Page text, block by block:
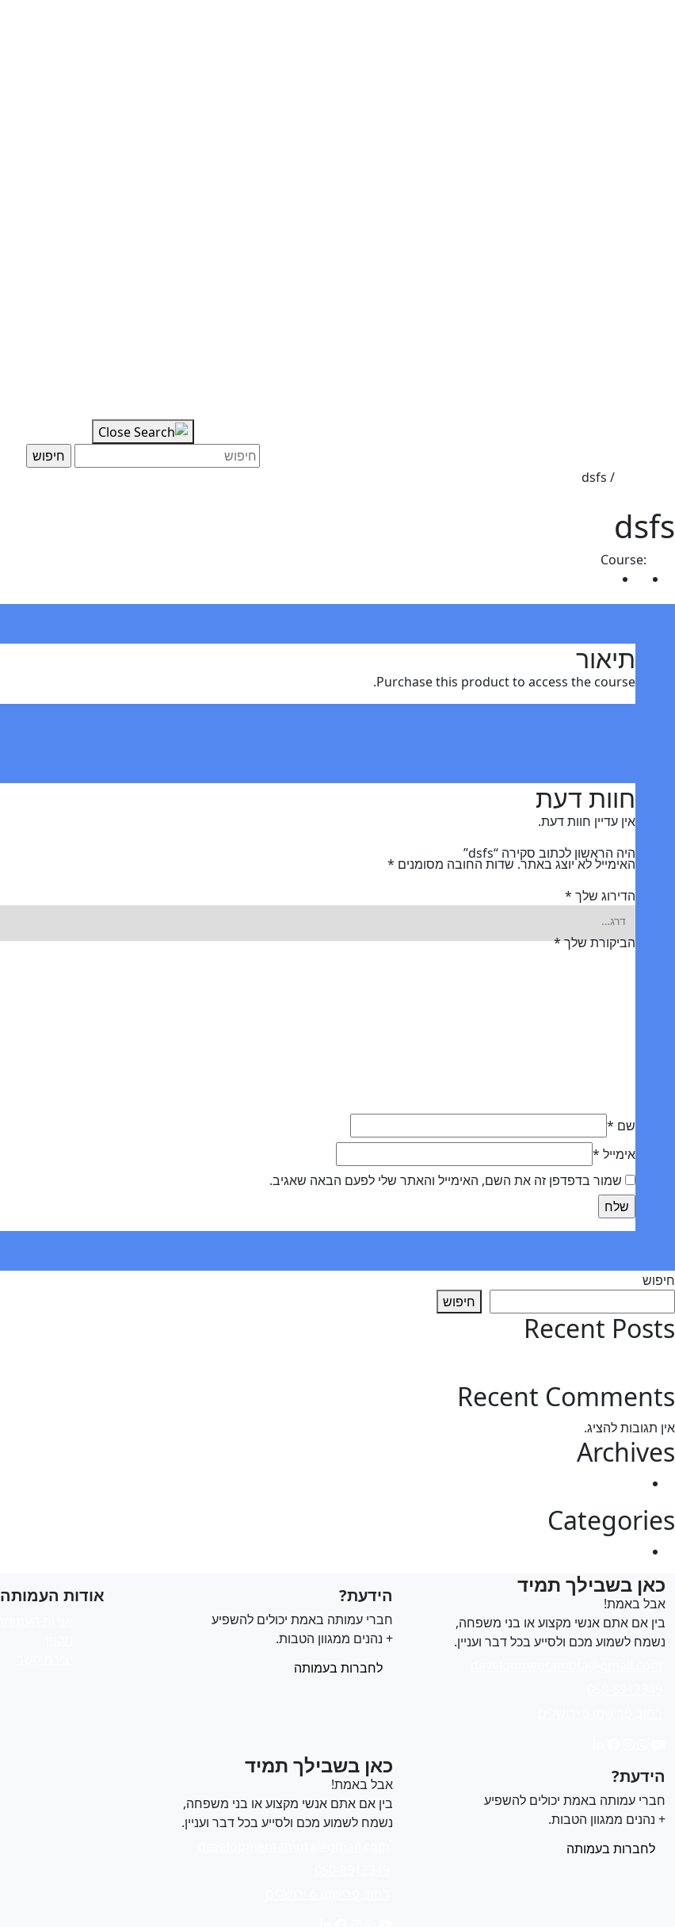
/ dsfs
dsfs
Course:
תיאור
תיאור
Purchase this product to access the course.
חוות דעת
אין עדיין חוות דעת.
היה הראשון לכתוב סקירה “dsfs”
האימייל לא יוצג באתר. שדות החובה מסומנים *
הדירוג שלך *
הביקורת שלך*
שם *
אימייל *
שמור בדפדפן זה את השם, האימייל והאתר שלי לפעם הבאה שאגיב.
חיפוש
חיפוש
Recent Posts
Recent Comments
אין תגובות להציג.
Archives
Categories
כאן בשבילך תמיד
אבל באמת!
בין אם אתם אנשי מקצוע או בני משפחה,
נשמח לשמוע מכם ולסייע בכל דבר ועניין.
הידעת?
חברי עמותה באמת יכולים להשפיע
+ נהנים ממגוון הטבות.
לחברות בעמותה
אודות העמותה
הידעת?
חברי עמותה באמת יכולים להשפיע
+ נהנים ממגוון הטבות.
לחברות בעמותה
כאן בשבילך תמיד
אבל באמת!
בין אם אתם אנשי מקצוע או בני משפחה,
נשמח לשמוע מכם ולסייע בכל דבר ועניין.